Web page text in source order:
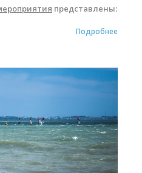
представлены:
Подробнее